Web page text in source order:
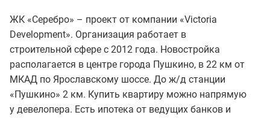
ЖК «Серебро» – проект от компании «Victoria
Development». Организация работает в
строительной сфере с 2012 года. Новостройка
располагается в центре города Пушкино, в 22 км от
МКАД по Ярославскому шоссе. До ж/д станции
«Пушкино» 2 км. Купить квартиру можно напрямую
у девелопера. Есть ипотека от ведущих банков и